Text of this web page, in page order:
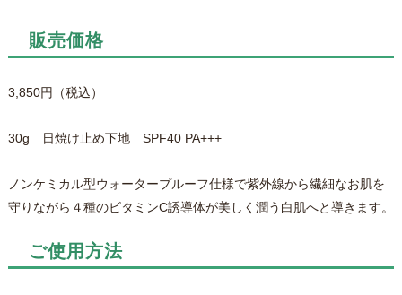
販売価格
3,850円（税込）
30g 日焼け止め下地 SPF40 PA+++
ノンケミカル型ウォータープルーフ仕様で紫外線から繊細なお肌を
守りながら４種のビタミンC誘導体が美しく潤う白肌へと導きます。
ご使用方法